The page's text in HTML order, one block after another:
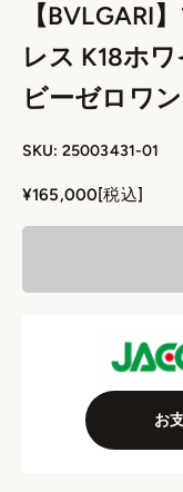
【BVLGARI
レス K18ホ
ビーゼロワ
SKU: 25003431-01
セール価格
¥165,000[税込]
お